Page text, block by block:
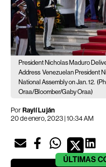
President Nicholas Maduro
Address Venezuelan President
National Assembly on Jan. 12.
Oraa/Bloomber/Gaby Oraa)
PorRaylí Luján
20 de enero, 2023 | 10:34 AM
ÚLTIMAS